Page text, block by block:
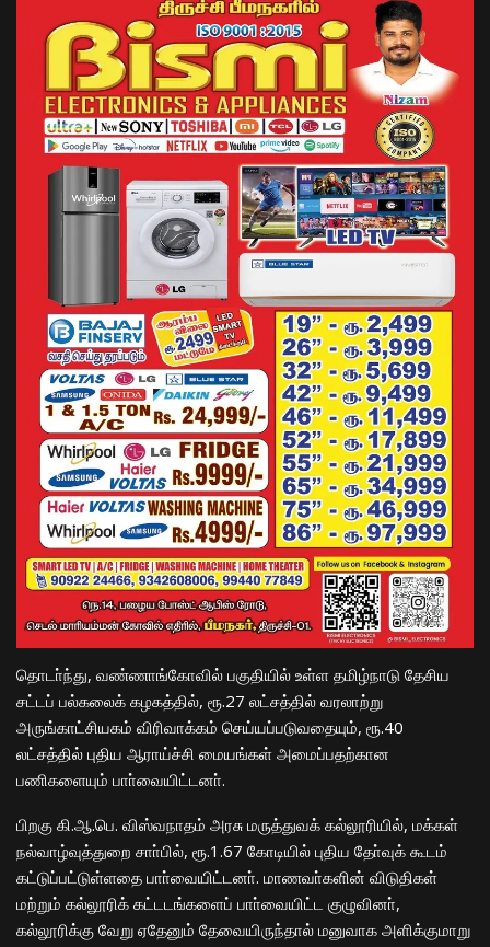
தொடா்ந்து, வண்ணாங்கோவில் பகுதியில் உள்ள தமிழ்நாடு தேசிய
சட்டப் பல்கலைக் கழகத்தில், ரூ.27 லட்சத்தில் வரலாற்று
அருங்காட்சியகம் விரிவாக்கம் செய்யப்படுவதையும், ரூ.40
லட்சத்தில் புதிய ஆராய்ச்சி மையங்கள் அமைப்பதற்கான
பணிகளையும் பாா்வையிட்டனா்.
பிறகு கி.ஆ.பெ. விஸ்வநாதம் அரசு மருத்துவக் கல்லூரியில், மக்கள்
நல்வாழ்வுத்துறை சாா்பில், ரூ.1.67 கோடியில் புதிய தோ்வுக் கூடம்
கட்டுப்பட்டுள்ளதை பாா்வையிட்டனா். மாணவா்களின் விடுதிகள்
மற்றும் கல்லூரிக் கட்டடங்களைப் பாா்வையிட்ட குழுவினா்,
கல்லூரிக்கு வேறு ஏதேனும் தேவையிருந்தால் மனுவாக அளிக்குமாறு